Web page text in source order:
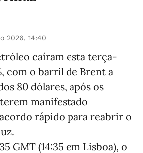
2026, 14:40
caíram esta terça-
com o barril de Brent a
80 dólares, após os
manifestado
rápido para reabrir o
GMT (14:35 em Lisboa), o